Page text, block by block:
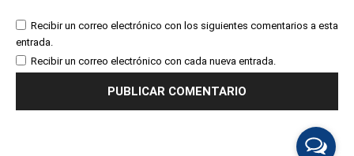
Recibir un correo electrónico con los siguientes comentarios a esta
entrada.
Recibir un correo electrónico con cada nueva entrada.